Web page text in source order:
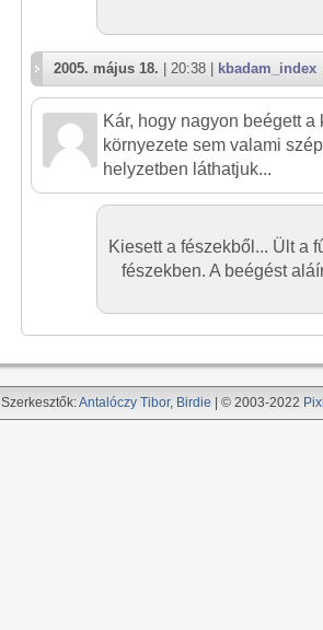
2005. május 18. | 20:38 | kbadam_index
Kár, hogy nagyon beégett a
környezete sem valami
helyzetben láthatjuk...
Kiesett a fészekből... Ült a
fészekben. A beégést
Szerkesztők:Antalóczy Tibor, Birdie | © 2003-2022